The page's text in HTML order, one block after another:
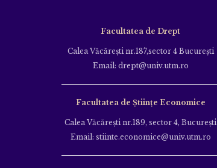
Facultatea de Drept
Calea Văcăreşti nr.187,sector 4 Bucureşti
Email: drept@univ.utm.ro
Facultatea de Științe Economice
Calea Văcăreşti nr.189, sector 4, Bucureşti
Email: stiinte.economice@univ.utm.ro